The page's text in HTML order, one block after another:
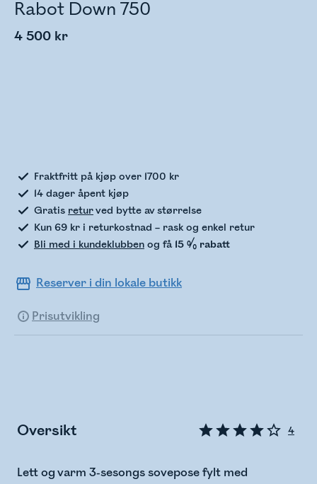
Rabot Down 750
4 500 kr
Fraktfritt på kjøp over 1700 kr
14 dager åpent kjøp
Gratis returved bytte av størrelse
Kun 69 kr i returkostnad – rask og enkel retur
Bli med i kundeklubben og få 15 % rabatt
Reserver i din lokale butikk
Prisutvikling
Oversikt 4
Lett og varm 3-sesongs sovepose fylt med